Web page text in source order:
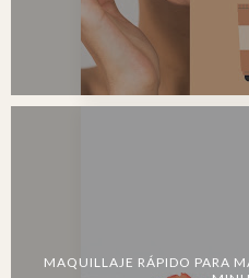
MAQUILLAJE RÁPIDO PARA